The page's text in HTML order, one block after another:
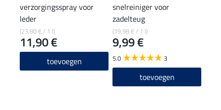
verzorgingsspray voor
leder
(23,80 € / 1 l)
11,90 €
toevoegen
snelreiniger voor
zadelteug
(19,98 € / 1 l)
9,99 €
5.0 3
toevoegen